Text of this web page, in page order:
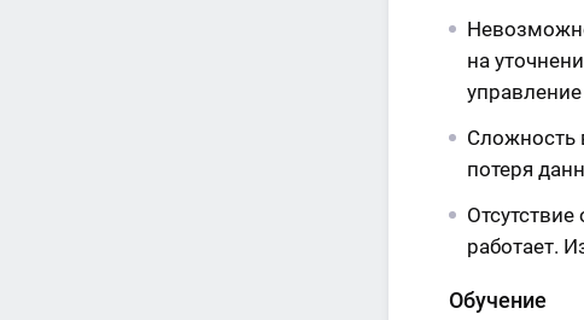
на
Сложность
потеря
работает.
Обучение